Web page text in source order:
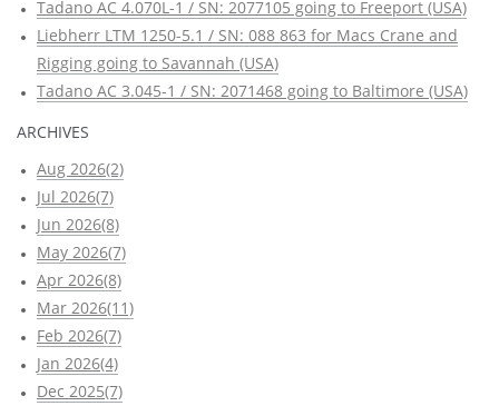
Tadano AC 4.070L-1 / SN: 2077105 going to Freeport (USA)
Liebherr LTM 1250-5.1 / SN: 088 863 for Macs Crane and
Rigging going to Savannah (USA)
Tadano AC 3.045-1 / SN: 2071468 going to Baltimore (USA)
ARCHIVES
Aug 2026(2)
Jul 2026(7)
Jun 2026(8)
May 2026(7)
Apr 2026(8)
Mar 2026(11)
Feb 2026(7)
Jan 2026(4)
Dec 2025(7)